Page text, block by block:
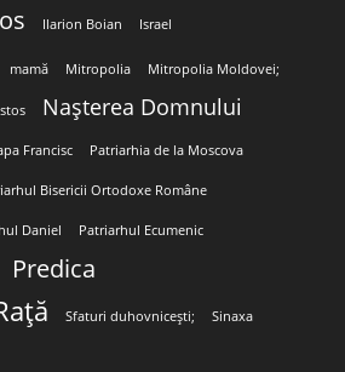
Ilarion Boian Israel
mamă Mitropolia Mitropolia Moldovei;
Nașterea Domnului
Francisc Patriarhia de la Moscova
Bisericii Ortodoxe Române
Daniel Patriarhul Ecumenic
Predica
Sfaturi duhovnicești; Sinaxa